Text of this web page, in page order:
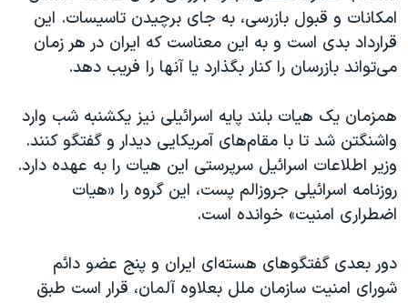
امکانات و قبول بازرسی، به جای برچیدن تاسیسات. این
قرارداد بدی است و به این معناست که ایران در هر زمان
می‌تواند بازرسان را کنار بگذارد یا آنها را فریب دهد.
همزمان یک هیات بلند پایه اسرائیلی نیز یکشنبه شب وارد
واشنگتن شد تا با مقام‌های آمریکایی دیدار و گفتگو کنند.
وزیر اطلاعات اسرائیل سرپرستی این هیات را به عهده دارد.
روزنامه اسرائیلی جروزالم پست، این گروه را «هیات
اضطراری امنیت» خوانده است.
دور بعدی گفتگوهای هسته‌ای ایران و پنج عضو دائم
شورای امنیت سازمان ملل بعلاوه آلمان، قرار است طبق